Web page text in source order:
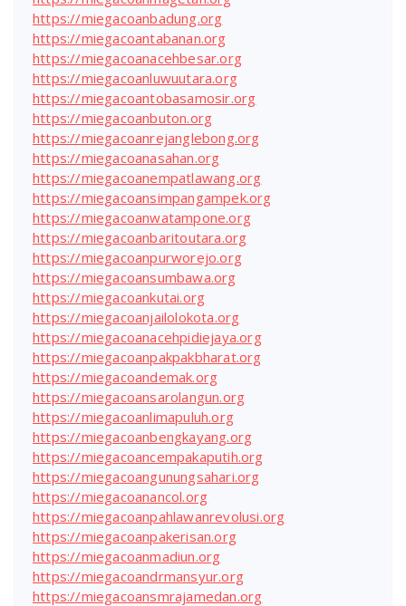
https://miegacoanbadung.org
https://miegacoantabanan.org
https://miegacoanacehbesar.org
https://miegacoanluwuutara.org
https://miegacoantobasamosir.org
https://miegacoanbuton.org
https://miegacoanrejanglebong.org
https://miegacoanasahan.org
https://miegacoanempatlawang.org
https://miegacoansimpangampek.org
https://miegacoanwatampone.org
https://miegacoanbaritoutara.org
https://miegacoanpurworejo.org
https://miegacoansumbawa.org
https://miegacoankutai.org
https://miegacoanjailolokota.org
https://miegacoanacehpidiejaya.org
https://miegacoanpakpakbharat.org
https://miegacoandemak.org
https://miegacoansarolangun.org
https://miegacoanlimapuluh.org
https://miegacoanbengkayang.org
https://miegacoancempakaputih.org
https://miegacoangunungsahari.org
https://miegacoanancol.org
https://miegacoanpahlawanrevolusi.org
https://miegacoanpakerisan.org
https://miegacoanmadiun.org
https://miegacoandrmansyur.org
https://miegacoansmrajamedan.org